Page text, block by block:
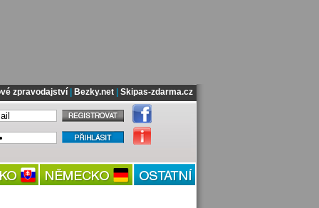
zpravodajství| Bezky.net| Skipas-zdarma.cz